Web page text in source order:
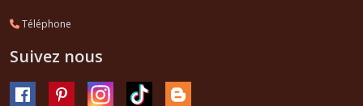
Téléphone
Suivez nous